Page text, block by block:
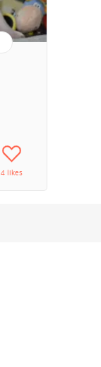
4 likes